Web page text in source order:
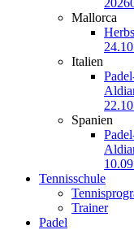
2026
Mallorca
Italien
Spanien
Tennisschule
Trainer
Padel